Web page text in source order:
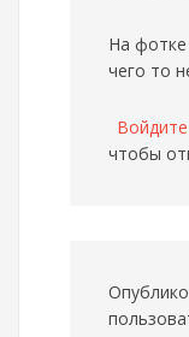
На
чего то
Войдите
чтобы